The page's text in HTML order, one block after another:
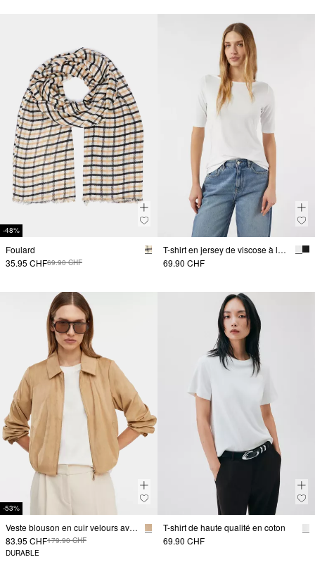
-48%
Foulard
35.95 CHF69.90 CHF
T-shirt en jersey de viscose à la coupe slim
69.90 CHF
-53%
Veste blouson en cuir velours avec détails plissés
83.95 CHF179.90 CHF
DURABLE
T-shirt de haute qualité en coton
69.90 CHF